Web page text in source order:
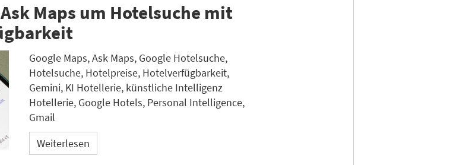
Maps um Hotelsuche mit
Google Maps, Ask Maps, Google Hotelsuche,
Hotelsuche, Hotelpreise, Hotelverfügbarkeit,
Gemini, KI Hotellerie, künstliche Intelligenz
Hotellerie, Google Hotels, Personal Intelligence,
Gmail
Weiterlesen